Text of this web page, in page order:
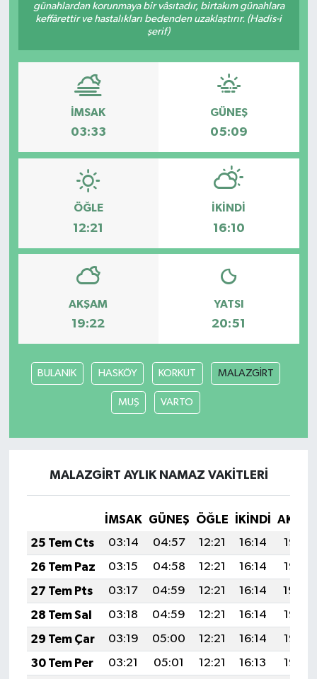
günahlardan korunmaya bir vâsıtadır, birtakım günahlara
keffârettir ve hastalıkları bedenden uzaklaştırır. (Hadis-i
şerif)
İMSAK
03:33
GÜNEŞ
05:09
ÖĞLE
12:21
İKINDI
16:10
AKŞAM
19:22
YATSI
20:51
BULANIK HASKÖY KORKUT MALAZGİRT
MUŞ VARTO
MALAZGİRT AYLIK NAMAZ VAKITLERI
İMSAK GÜNEŞ ÖĞLE İKINDI
25 Tem Cts
03:14 04:57 12:21 16:14
19:36
26 Tem Paz
03:15 04:58 12:21 16:14
19:35
27 Tem Pts
03:17 04:59 12:21 16:14
19:34
28 Tem Sal
03:18 04:59 12:21 16:14
19:33
29 Tem Çar
03:19 05:00 12:21 16:14
19:32
30 Tem Per
03:21 05:01 12:21 16:13
19:32